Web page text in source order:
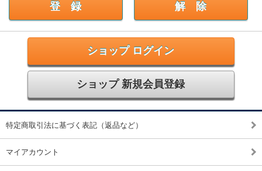
ショップ ログイン
ショップ 新規会員登録
特定商取引法に基づく表記（返品など）
マイアカウント